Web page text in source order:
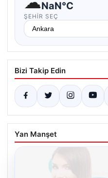
NaN°C
ŞEHIR SEÇ
Bizi Takip Edin
Yan Manşet